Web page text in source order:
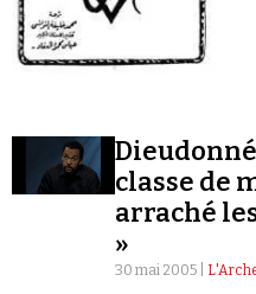
classe de
arraché
»
30 mai 2005 |